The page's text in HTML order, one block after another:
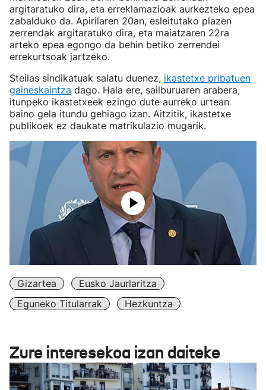
argitaratuko dira, eta erreklamazioak aurkezteko epea
zabalduko da. Apirilaren 20an, esleitutako plazen
zerrendak argitaratuko dira, eta maiatzaren 22ra
arteko epea egongo da behin betiko zerrendei
errekurtsoak jartzeko.
Steilas sindikatuak salatu duenez, ikastetxe pribatuen
gaineskaintza dago. Hala ere, sailburuaren arabera,
itunpeko ikastetxeek ezingo dute aurreko urtean
baino gela itundu gehiago izan. Aitzitik, ikastetxe
publikoek ez daukate matrikulazio mugarik.
Gizartea
Eusko Jaurlaritza
Eguneko Titularrak
Hezkuntza
Zure interesekoa izan daiteke